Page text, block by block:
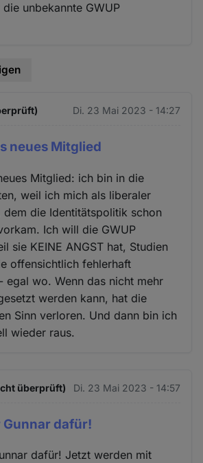
unbekannte GWUP
Di. 23 Mai 2023 - 14:27
neues Mitglied
Mitglied: ich bin in die
weil ich mich als liberaler
dem die Identitätspolitik schon
Ich will die GWUP
sie KEINE ANGST hat, Studien
offensichtlich fehlerhaft
egal wo. Wenn das nicht mehr
werden kann, hat die
Sinn verloren. Und dann bin ich
wieder raus.
überprüft) Di. 23 Mai 2023 - 14:57
Gunnar dafür!
dafür! Jetzt werden mit